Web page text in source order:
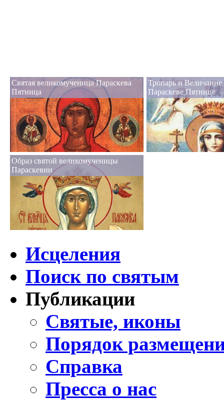
Святая великомученица Параскева
Пятница
Тропарь и Величание
Параскеве Пятнице
Образ святой великомученицы
Параскевии
Исцеления
Поиск по святым
Публикации
Святые, иконы
Порядок
Справка
Пресса о нас